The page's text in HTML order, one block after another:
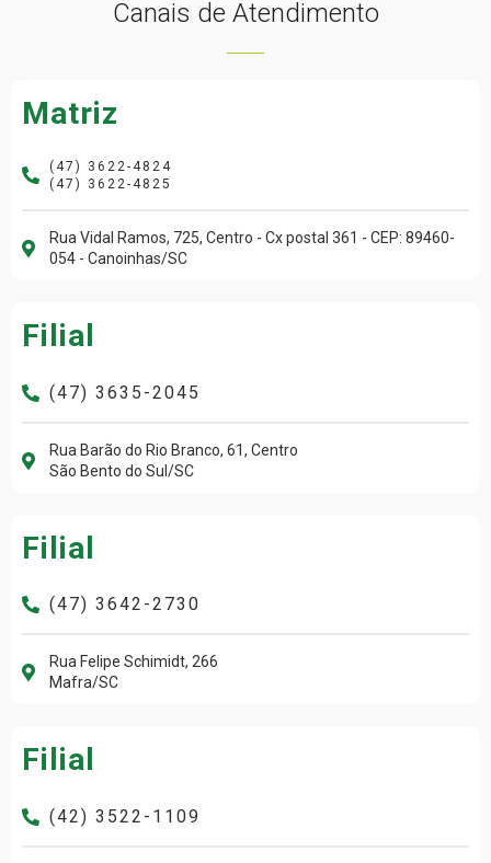
Canais de Atendimento
Matriz
(47) 3622-4824
(47) 3622-4825
Rua Vidal Ramos, 725, Centro - Cx postal 361 - CEP: 89460-
054 - Canoinhas/SC
Filial
(47) 3635-2045
Rua Barão do Rio Branco, 61, Centro
São Bento do Sul/SC
Filial
(47) 3642-2730
Rua Felipe Schimidt, 266
Mafra/SC
Filial
(42) 3522-1109